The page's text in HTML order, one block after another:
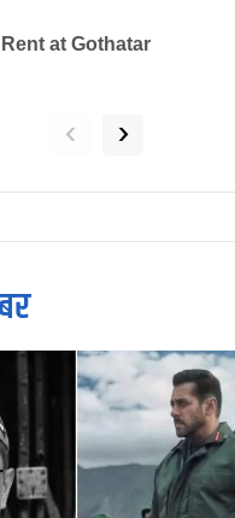
at Gothatar
‹ ›